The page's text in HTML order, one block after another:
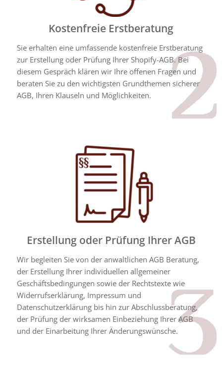
Kostenfreie Erstberatung
Sie erhalten eine umfassende kostenfreie Erstberatung
zur Erstellung oder Prüfung Ihrer Shopify-AGB. Bei
diesem Gespräch klären wir Ihre offenen Fragen und
beraten Sie zu den wichtigsten Grundthemen sicherer
AGB, Ihren Klauseln und Möglichkeiten.
Erstellung oder Prüfung Ihrer AGB
Wir begleiten Sie von der anwaltlichen AGB Beratung,
der Erstellung Ihrer individuellen allgemeiner
Geschäftsbedingungen sowie der Rechtstexte wie
Widerrufserklärung, Impressum und
Datenschutzerklärung bis hin zur Abschlussberatung,
der Prüfung der wirksamen Einbeziehung Ihrer AGB
und der Einarbeitung Ihrer Änderungswünsche.